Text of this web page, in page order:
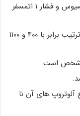
حالت فیزیکی آن در دمای ۲۵ درجه سلسیوس و فشار ۱ اتمسفر
این عنصر به ترتیب برابر با ۴۰۰ و ۱۱۰۰
مشخص است.
آلوتروپ های آن نا